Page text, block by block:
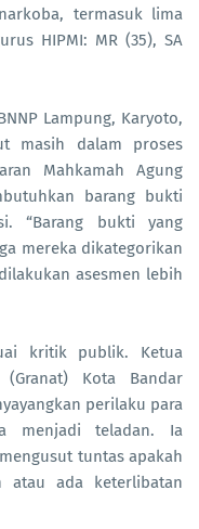
termasuk lima
HIPMI: MR (35), SA
Lampung, Karyoto,
masih dalam proses
Mahkamah Agung
barang bukti
“Barang bukti yang
mereka dikategorikan
asesmen lebih
kritik publik. Ketua
Kota Bandar
perilaku para
menjadi teladan. Ia
tuntas apakah
atau ada keterlibatan